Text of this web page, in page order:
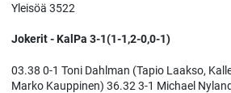
Yleisöä 3522
Jokerit - KalPa 3-1(1-1,2-0,0-1)
03.38 0-1 Toni Dahlman (Tapio Laakso,
Marko Kauppinen) 36.32 3-1 Michael